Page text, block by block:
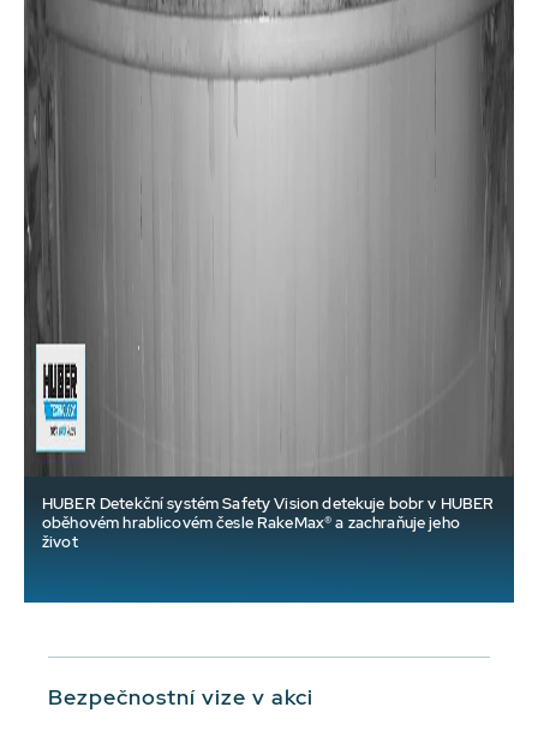
HUBER Detekční systém Safety Vision detekuje bobr v HUBER
oběhovém hrablicovém česle RakeMax® a zachraňuje jeho
život
Bezpečnostní vize v akci